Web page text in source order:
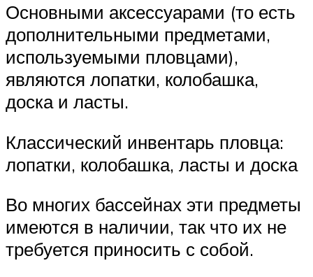
Основными аксессуарами (то есть
дополнительными предметами,
используемыми пловцами),
являются лопатки, колобашка,
доска и ласты.
Классический инвентарь пловца:
лопатки, колобашка, ласты и доска
Во многих бассейнах эти предметы
имеются в наличии, так что их не
требуется приносить с собой.